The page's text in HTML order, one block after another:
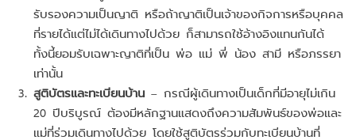
รับรองความเป็นญาติ หรือถ้าญาติเป็นเจ้าของกิจการหรือบุคคล
ที่รายได้แต่ไม่ได้เดินทางไปด้วย ก็สามารถใช้อ้างอิงแทนกันได้
ทั้งนี้ยอมรับเฉพาะญาติที่เป็น พ่อ แม่ พี่ น้อง สามี หรือภรรยา
เท่านั้น
สูติบัตรและทะเบียนบ้าน– กรณีผู้เดินทางเป็นเด็กที่มีอายุไม่เกิน
20 ปีบริบูรณ์ ต้องมีหลักฐานแสดงถึงความสัมพันธ์ของพ่อและ
แม่ที่ร่วมเดินทางไปด้วย โดยใช้สูติบัตรร่วมกับทะเบียนบ้านที่